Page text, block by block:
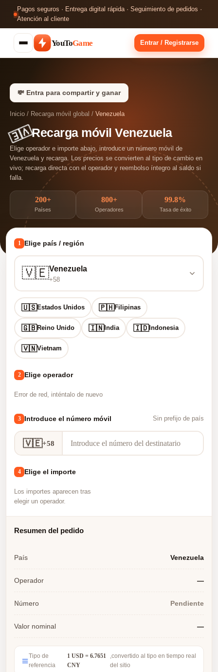
Pagos seguros · Entrega digital rápida · Seguimiento de pedidos ·
Atención al cliente
YouToGame Entrar / Registrarse
💸 Entra para compartir y ganar
Inicio / Recarga móvil global / Venezuela
🇻🇪Recarga móvil Venezuela
Elige operador e importe abajo, introduce un número móvil de
Venezuela y recarga. Los precios se convierten al tipo de cambio en
vivo; recarga directa con el operador y reembolso íntegro al saldo si
falla.
200+
Países
800+
Operadores
99.8%
Tasa de éxito
1 Elige país / región
🇻🇪Venezuela
+58
🇺🇸Estados Unidos 🇵🇭Filipinas
🇬🇧Reino Unido 🇮🇳India 🇮🇩Indonesia
🇻🇳Vietnam
2 Elige operador
Error de red, inténtalo de nuevo
3 Introduce el número móvil Sin prefijo de país
🇻🇪+58
4 Elige el importe
Los importes aparecen tras
elegir un operador.
Resumen del pedido
País Venezuela
Operador —
Número Pendiente
Valor nominal —
Tipo de
referencia
1 USD = 6.7651
CNY
,convertido al tipo en tiempo real
del sitio